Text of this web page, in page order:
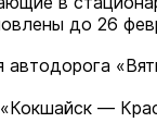
до 26
автодорога
—